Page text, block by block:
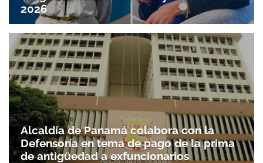
2026
Alcaldía de Panamá colabora con la
Defensoría en tema de pago de la prima
de antigüedad a exfuncionarios